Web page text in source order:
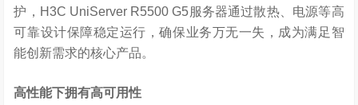
护，H3C UniServer R5500 G5服务器通过散热、电源等高
可靠设计保障稳定运行，确保业务万无一失，成为满足智
能创新需求的核心产品。
高性能下拥有高可用性